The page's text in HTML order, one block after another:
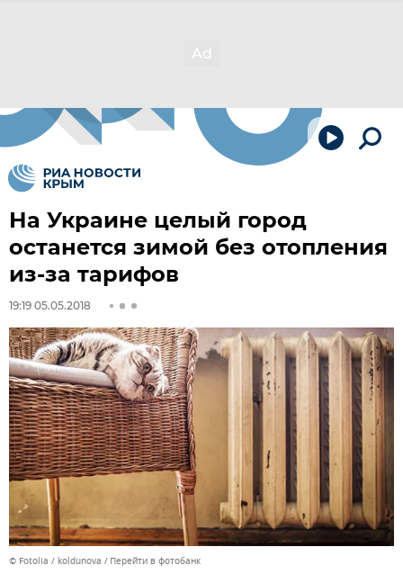
На Украине целый город
останется зимой без отопления
из-за тарифов
19:19 05.05.2018
© Fotolia / koldunova Перейти в фотобанк